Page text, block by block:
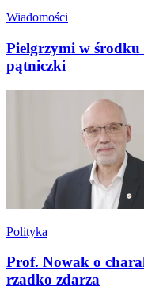
Wiadomości
Pielgrzymi w środku
pątniczki
Polityka
Prof. Nowak o
rzadko zdarza